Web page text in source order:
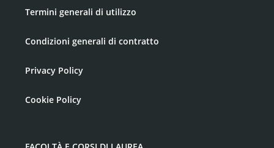
Termini generali di utilizzo
Condizioni generali di contratto
Privacy Policy
Cookie Policy